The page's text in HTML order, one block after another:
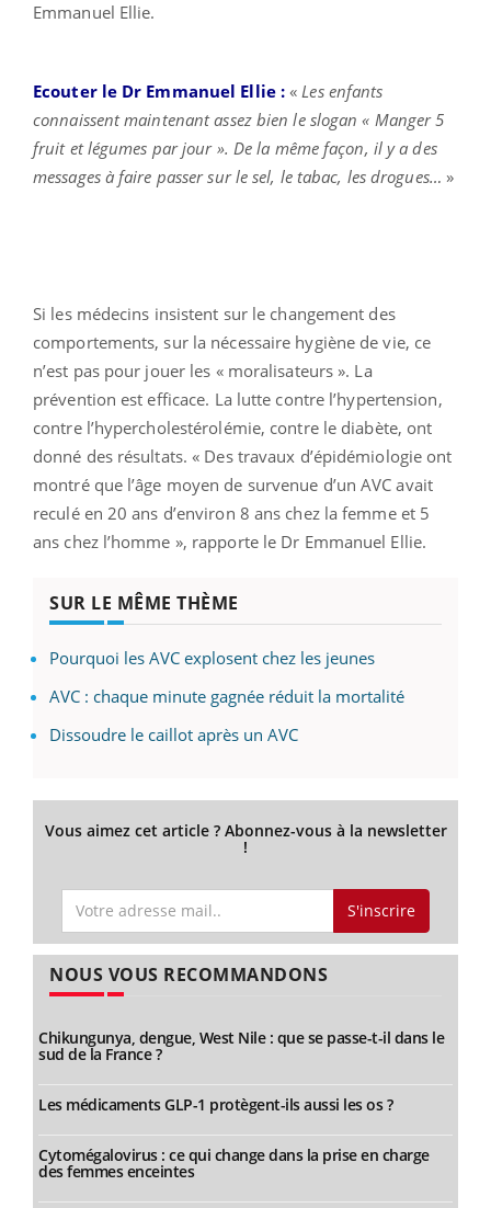
Emmanuel Ellie.
Ecouter le Dr Emmanuel Ellie : « Les enfants
connaissent maintenant assez bien le slogan « Manger 5
fruit et légumes par jour ». De la même façon, il y a des
messages à faire passer sur le sel, le tabac, les drogues… »
Si les médecins insistent sur le changement des
comportements, sur la nécessaire hygiène de vie, ce
n’est pas pour jouer les « moralisateurs ». La
prévention est efficace. La lutte contre l’hypertension,
contre l’hypercholestérolémie, contre le diabète, ont
donné des résultats. « Des travaux d’épidémiologie ont
montré que l’âge moyen de survenue d’un AVC avait
reculé en 20 ans d’environ 8 ans chez la femme et 5
ans chez l’homme », rapporte le Dr Emmanuel Ellie.
SUR LE MÊME THÈME
Pourquoi les AVC explosent chez les jeunes
AVC : chaque minute gagnée réduit la mortalité
Dissoudre le caillot après un AVC
Vous aimez cet article ? Abonnez-vous à la newsletter
!
S'inscrire
NOUS VOUS RECOMMANDONS
Chikungunya, dengue, West Nile : que se passe-t-il dans le
sud de la France ?
Les médicaments GLP-1 protègent-ils aussi les os ?
Cytomégalovirus : ce qui change dans la prise en charge
des femmes enceintes